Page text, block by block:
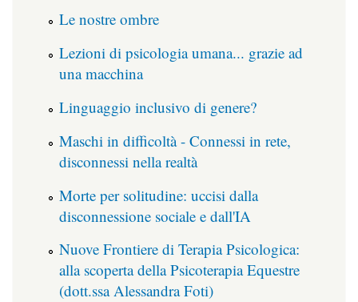
Le nostre ombre
Lezioni di psicologia umana... grazie ad
una macchina
Linguaggio inclusivo di genere?
Maschi in difficoltà - Connessi in rete,
disconnessi nella realtà
Morte per solitudine: uccisi dalla
disconnessione sociale e dall'IA
Nuove Frontiere di Terapia Psicologica:
alla scoperta della Psicoterapia Equestre
(dott.ssa Alessandra Foti)